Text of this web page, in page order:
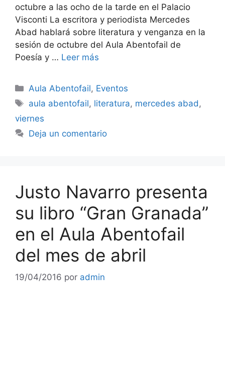
octubre a las ocho de la tarde en el Palacio
Visconti La escritora y periodista Mercedes
Abad hablará sobre literatura y venganza en la
sesión de octubre del Aula Abentofail de
Poesía y … Leer más
Categorías
Aula Abentofail, Eventos
Etiquetas
aula abentofail, literatura, mercedes abad ,
viernes
Deja un comentario
Justo Navarro presenta
su libro “Gran Granada”
en el Aula Abentofail
del mes de abril
19/04/2016 por admin